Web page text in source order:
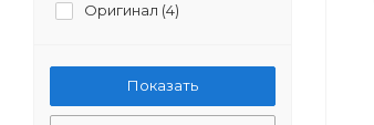
Оригинал (4)